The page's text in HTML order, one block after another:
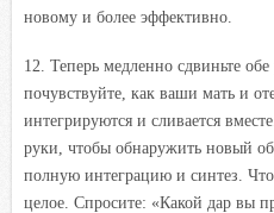
новому и более эффективно.
12. Теперь медленно сдвиньте
почувствуйте, как ваши мать и
интегрируются и сливается вместе.
руки, чтобы обнаружить новый
полную интеграцию и синтез.
целое. Спросите: «Какой дар вы